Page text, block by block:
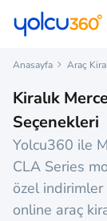
Anasayfa Araç
Kiralık
Seçenekleri
Yolcu360 ile
CLA Series
özel
online araç